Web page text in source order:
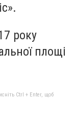
року
площі
Ctrl + Enter, щоб